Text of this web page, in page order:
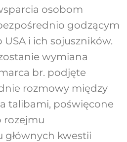
osobom
godzącym
i ich sojuszników.
wymiana
br. podjęte
rozmowy między
talibami, poświęcone
rozejmu
głównych kwestii